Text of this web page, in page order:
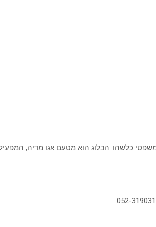
כלשהו. הבלוג הוא מטעם אגו מדיה,
052-
.